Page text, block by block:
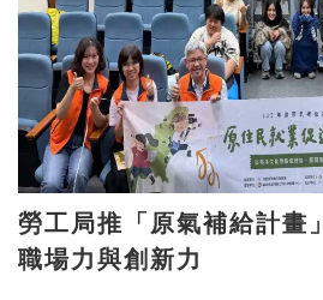
勞工局推「原氣補給計畫」 培養原民
職場力與創新力